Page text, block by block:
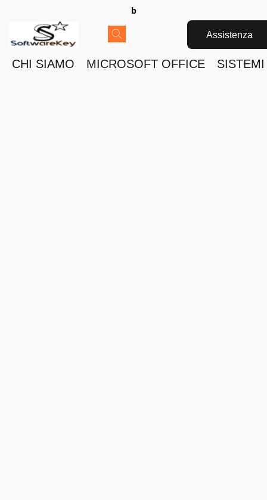
b
Assistenza
CHI SIAMO MICROSOFT OFFICE